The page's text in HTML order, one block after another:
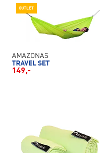
OUTLET
AMAZONAS
TRAVEL SET
149,-